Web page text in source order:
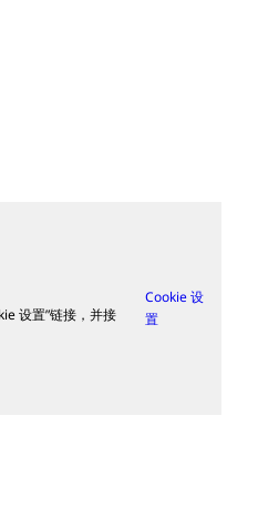
设置”链接，并接
Cookie 设
置